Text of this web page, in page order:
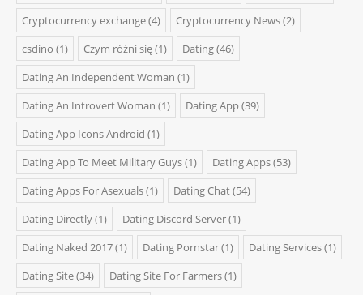
Cryptocurrency exchange(4) Cryptocurrency News(2)
csdino (1) Czym różni się(1) Dating(46)
Dating An Independent Woman (1)
Dating An Introvert Woman (1) Dating App(39)
Dating App Icons Android (1)
Dating App To Meet Military Guys(1) Dating Apps(53)
Dating Apps For Asexuals(1) Dating Chat(54)
Dating Directly(1) Dating Discord Server(1)
Dating Naked 2017(1) Dating Pornstar(1) Dating Services(1)
Dating Site(34) Dating Site For Farmers(1)